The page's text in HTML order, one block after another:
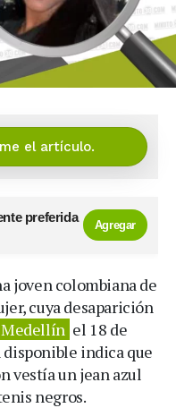
el artículo.
preferida
Agregar
joven colombiana de
cuya desaparición
Medellín el 18 de
disponible indica que
vestía un jean azul
negros.